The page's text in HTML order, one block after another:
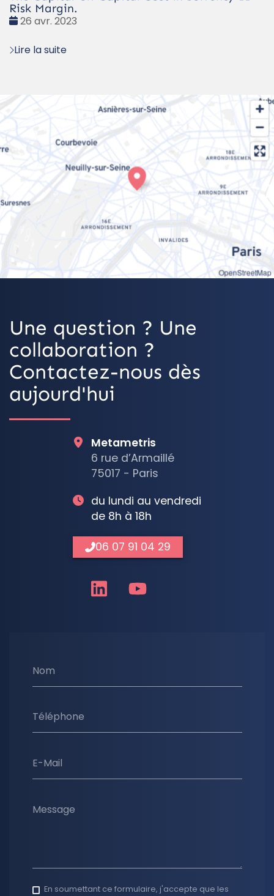
Risk Margin.
Date
26 avr. 2023
Lire la suite
OpenStreetMap
Une question ? Une
collaboration ?
Contactez-nous dès
aujourd'hui
Nom
Téléphone
E-Mail
Message
En soumettant ce formulaire, j'accepte que les
Metametris
6 rue d’Armaillé
75017 - Paris
du lundi au vendredi
de 8h à 18h
06 07 91 04 29